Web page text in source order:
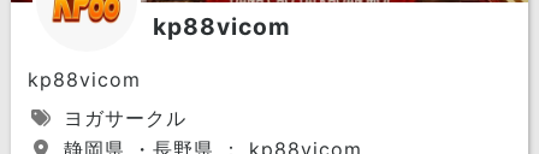
kp88vicom
kp88vicom
ヨガサークル
静岡県 ・長野県 ： kp88vicom